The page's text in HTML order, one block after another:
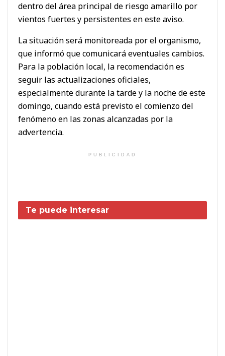
dentro del área principal de riesgo amarillo por
vientos fuertes y persistentes en este aviso.
La situación será monitoreada por el organismo,
que informó que comunicará eventuales cambios.
Para la población local, la recomendación es
seguir las actualizaciones oficiales,
especialmente durante la tarde y la noche de este
domingo, cuando está previsto el comienzo del
fenómeno en las zonas alcanzadas por la
advertencia.
PUBLICIDAD
Te puede interesar